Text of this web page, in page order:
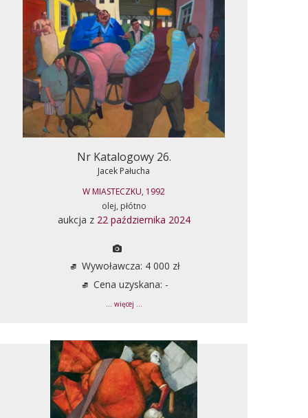
Nr Katalogowy 26.
Jacek Pałucha
W MIASTECZKU, 1992
olej, płótno
aukcja z 22 października 2024
Wywoławcza: 4 000 zł
Cena uzyskana: -
... więcej ...